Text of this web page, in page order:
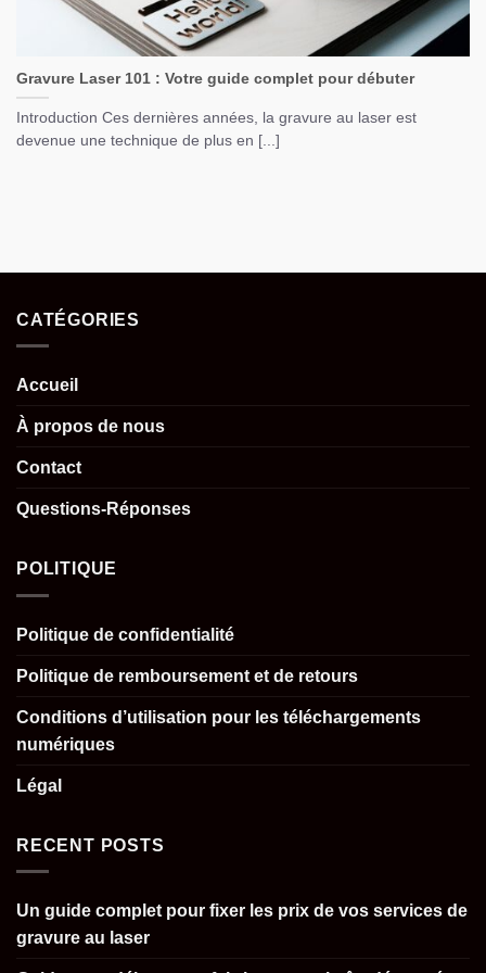
Gravure Laser 101 : Votre guide complet pour débuter
Introduction Ces dernières années, la gravure au laser est
devenue une technique de plus en [...]
CATÉGORIES
Accueil
À propos de nous
Contact
Questions-Réponses
POLITIQUE
Politique de confidentialité
Politique de remboursement et de retours
Conditions d’utilisation pour les téléchargements
numériques
Légal
RECENT POSTS
Un guide complet pour fixer les prix de vos services de
gravure au laser